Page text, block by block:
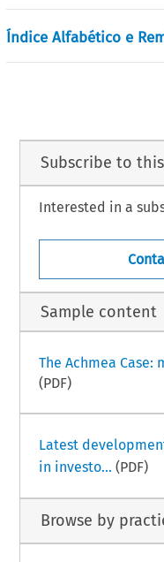
Índice Alfabético e
Subscribe to
Interested in a
Sample content
The Achmea Case:
(PDF)
Latest
in investo... (PDF)
Browse by